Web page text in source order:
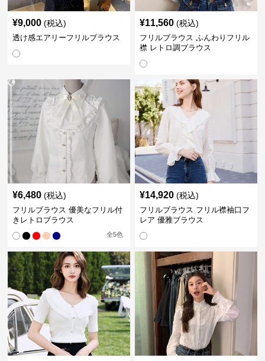
¥9,000 (税込)
透け感エアリーフリルブラウス
¥11,560 (税込)
フリルブラウス ふんわりフリル
襟 レトロ調ブラウス
¥6,480 (税込)
フリルブラウス 優美なフリル付
きレトロブラウス
全5色
¥14,920 (税込)
フリルブラウス フリル襟袖口フ
レア 優雅ブラウス